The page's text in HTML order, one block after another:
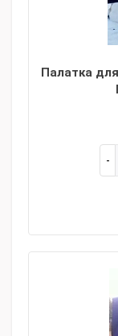
Палатка